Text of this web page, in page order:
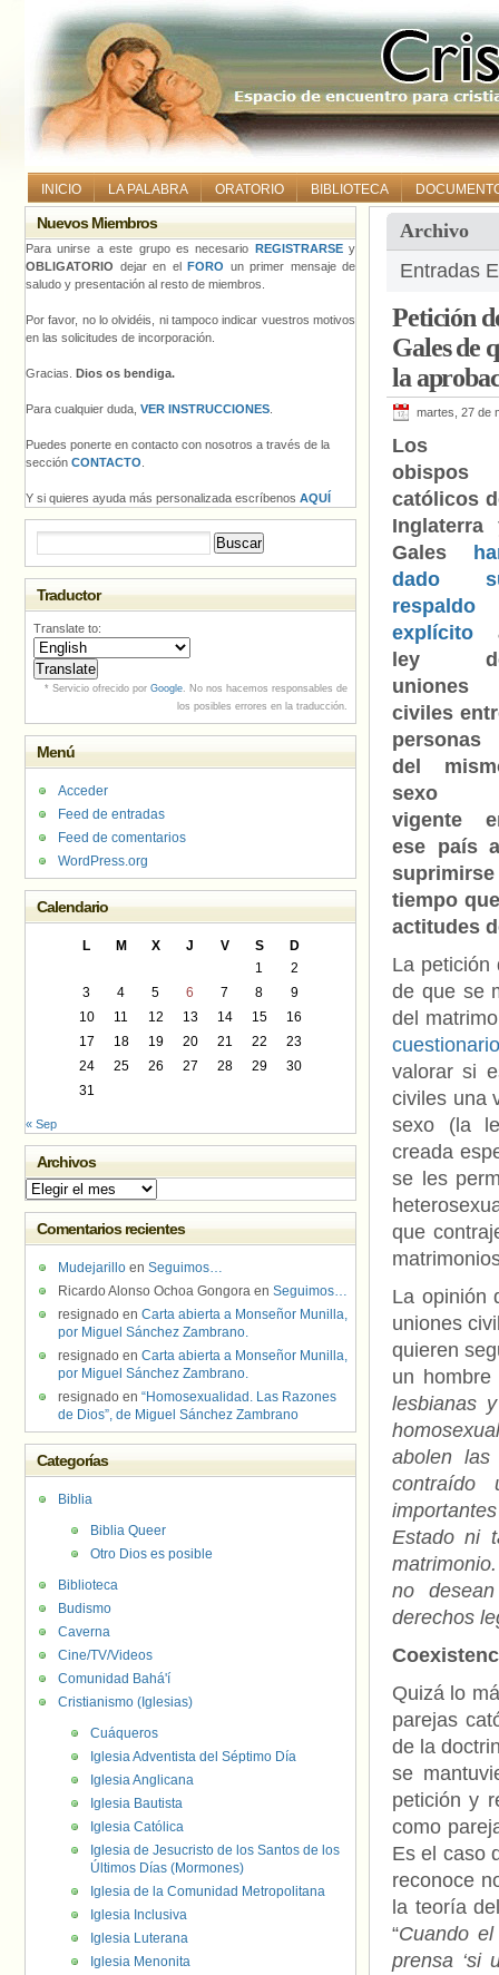
INICIO LA PALABRA ORATORIO BIBLIOTECA
Archivo
Entradas
Petición
Gales de
la
martes, 27 de
Los
obispos
católicos
Inglaterra
Gales
dado
respaldo
explícito
ley
uniones
civiles
personas
del
sexo
vigente
ese país
tiempo
actitudes
La petición
de que se
del
valorar si
civiles una
sexo (la
creada
se les
que
La opinión
uniones
quieren
un
lesbianas
abolen
contraído
Estado ni
no
derechos
Quizá lo
parejas
de la
se
petición y
como
Es el caso
reconoce
la teoría
“Cuando
prensa ‘si
Nuevos Miembros
Para unirse a este grupo es necesario REGISTRARSEy
OBLIGATORIO dejar en el FORO un primer mensaje de
saludo y presentación al resto de miembros.
Por favor, no lo olvidéis, ni tampoco indicar vuestros motivos
en las solicitudes de incorporación.
Gracias. Dios os bendiga.
Para cualquier duda, VER INSTRUCCIONES
Puedes ponerte en contacto con nosotros a través de la
sección CONTACTO
Y si quieres ayuda más personalizada escríbenos AQUÍ
Traductor
Translate to:
* Servicio ofrecido por Google. No nos hacemos responsables de
los posibles errores en la traducción.
Menú
Acceder
Feed de entradas
Feed de comentarios
WordPress.org
Calendario
L M X J V S
D
1
2
3
4 5 6 7 8
9
10
11 12 13 14 15
16
17
18 19 20 21 22
23
24
25 26 27 28 29
30
31
« Sep
Archivos
Archivos
Comentarios recientes
Mudejarillo en Seguimos…
Ricardo Alonso Ochoa Gongora en Seguimos…
resignado en Carta abierta a Monseñor Munilla,
por Miguel Sánchez Zambrano.
resignado en Carta abierta a Monseñor Munilla,
por Miguel Sánchez Zambrano.
resignado en “Homosexualidad. Las Razones
de Dios”, de Miguel Sánchez Zambrano
Categorías
Biblia
Biblia Queer
Otro Dios es posible
Biblioteca
Budismo
Caverna
Cine/TV/Videos
Comunidad Bahá'í
Cristianismo (Iglesias)
Cuáqueros
Iglesia Adventista del Séptimo Día
Iglesia Anglicana
Iglesia Bautista
Iglesia Católica
Iglesia de Jesucristo de los Santos de los
Últimos Días (Mormones)
Iglesia de la Comunidad Metropolitana
Iglesia Inclusiva
Iglesia Luterana
Iglesia Menonita